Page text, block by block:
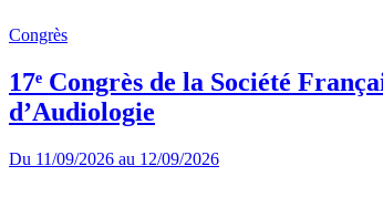
Congrès
17ᵉ Congrès de la Société
d’Audiologie
Du 11/09/2026 au 12/09/2026